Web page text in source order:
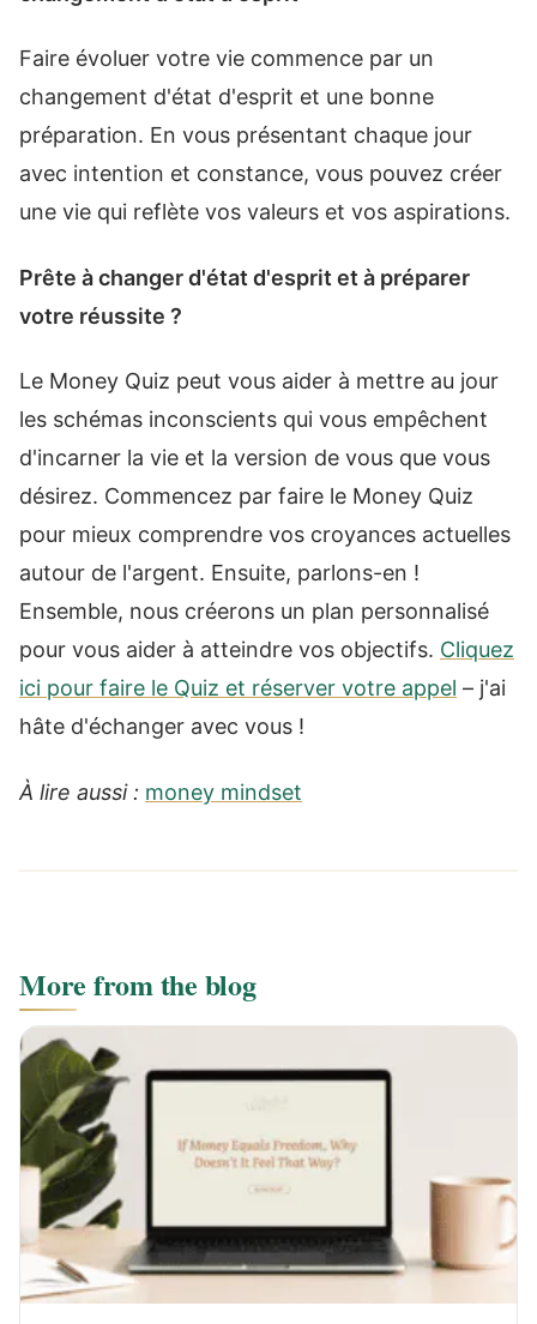
Faire évoluer votre vie commence par un
changement d'état d'esprit et une bonne
préparation. En vous présentant chaque jour
avec intention et constance, vous pouvez créer
une vie qui reflète vos valeurs et vos aspirations.
Prête à changer d'état d'esprit et à préparer
votre réussite ?
Le Money Quiz peut vous aider à mettre au jour
les schémas inconscients qui vous empêchent
d'incarner la vie et la version de vous que vous
désirez. Commencez par faire le Money Quiz
pour mieux comprendre vos croyances actuelles
autour de l'argent. Ensuite, parlons-en !
Ensemble, nous créerons un plan personnalisé
pour vous aider à atteindre vos objectifs. Cliquez
ici pour faire le Quiz et réserver votre appel – j'ai
hâte d'échanger avec vous !
À lire aussi : money mindset
More from the blog